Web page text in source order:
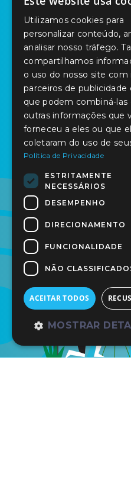
Utilizamos cookies para
personalizar conteúdo,
analisar nosso tráfego.
compartilhamos
o uso do nosso site com
parceiros de publicidade
que podem combiná-las
outras informações que
forneceu a eles ou que
coletaram do uso de
Política de Privacidade
ESTRITAMENTE
NECESSÁRIOS
DESEMPENHO
DIRECIONAMENTO
FUNCIONALIDADE
NÃO
ACEITAR TODOS
MOSTRAR